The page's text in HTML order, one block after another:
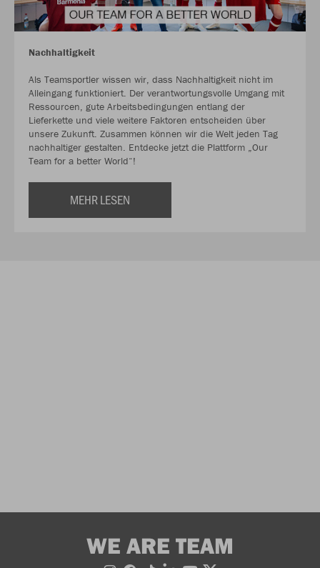
Nachhaltigkeit
Als Teamsportler wissen wir, dass Nachhaltigkeit nicht im
Alleingang funktioniert. Der verantwortungsvolle Umgang mit
Ressourcen, gute Arbeitsbedingungen entlang der
Lieferkette und viele weitere Faktoren entscheiden über
unsere Zukunft. Zusammen können wir die Welt jeden Tag
nachhaltiger gestalten. Entdecke jetzt die Plattform „Our
Team for a better World“!
MEHR LESEN
WE ARE TEAM